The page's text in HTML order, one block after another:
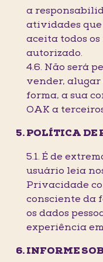
a
atividades que
aceita todos os
autorizado.
4.6. Não será
vender,
forma, a sua
OAK a
POLÍTICA DE
5.1. É de
usuário leia
Privacidade
consciente da
os dados
experiência
INFORME